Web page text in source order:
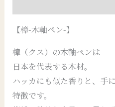
【樟-木軸ペン-】
樟（クス）の木軸ペンは
日本を代表する木材。
ハッカにも似た香りと、手
特徴です。